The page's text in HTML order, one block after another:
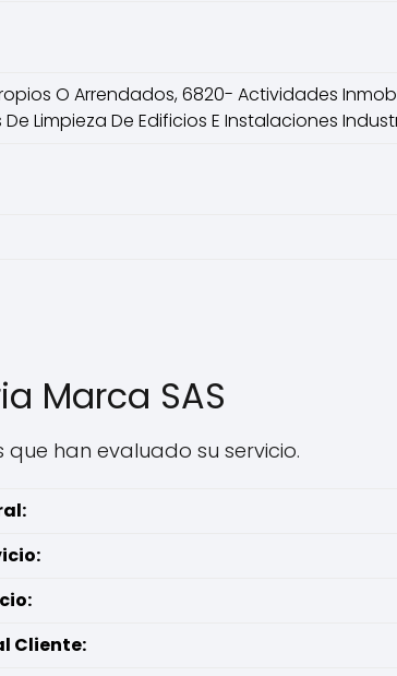
O Arrendados, 6820- Actividades
Limpieza De Edificios E Instalaciones
Marca SAS
han evaluado su servicio.
Cliente: